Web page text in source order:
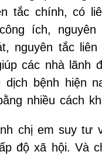
tắc chính, có
ích,
nguyên tắc
các nhà lãnh
bệnh hiện
nhiều cách
chị em suy tư
độ xã hội. Và